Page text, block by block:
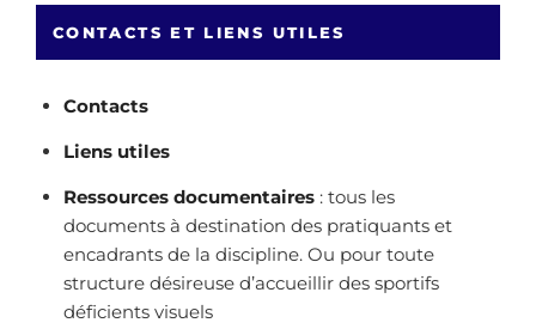
CONTACTS ET LIENS UTILES
Contacts
Liens utiles
Ressources documentaires : tous les
documents à destination des pratiquants et
encadrants de la discipline. Ou pour toute
structure désireuse d’accueillir des sportifs
déficients visuels